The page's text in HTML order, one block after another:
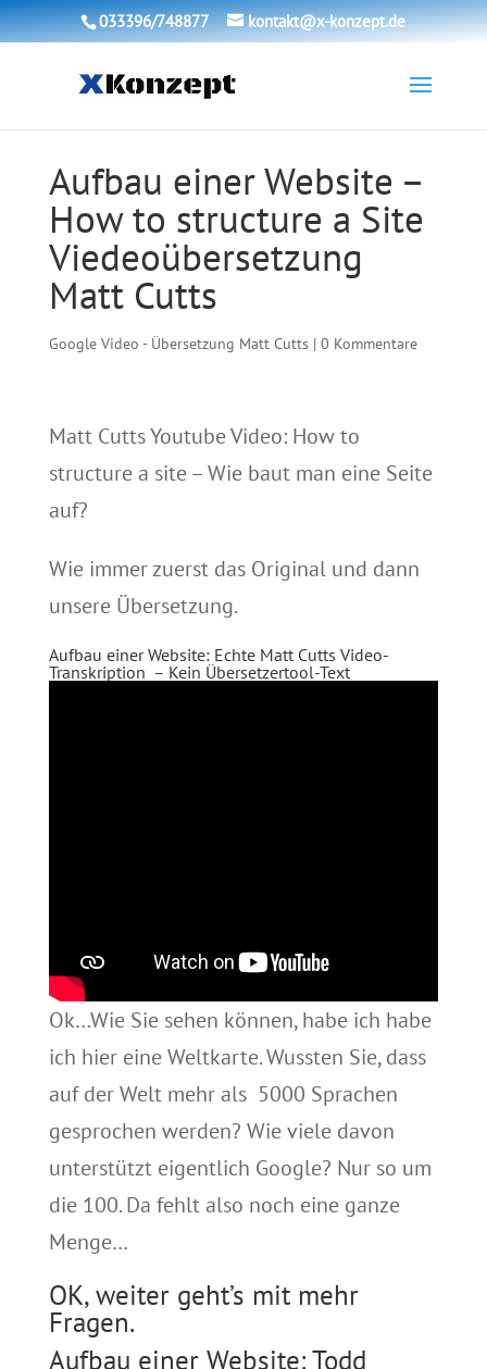
033396/748877 kontakt@x-konzept.de
Aufbau einer Website –
How to structure a Site
Viedeoübersetzung
Matt Cutts
Google Video - Übersetzung Matt Cutts| 0 Kommentare
Matt Cutts Youtube Video: How to
structure a site – Wie baut man eine Seite
auf?
Wie immer zuerst das Original und dann
unsere Übersetzung.
Aufbau einer Website: Echte Matt Cutts Video-
Transkription – Kein Übersetzertool-Text
Ok…Wie Sie sehen können, habe ich habe
ich hier eine Weltkarte. Wussten Sie, dass
auf der Welt mehr als 5000 Sprachen
gesprochen werden? Wie viele davon
unterstützt eigentlich Google? Nur so um
die 100. Da fehlt also noch eine ganze
Menge…
OK, weiter geht’s mit mehr
Fragen.
Aufbau einer Website: Todd